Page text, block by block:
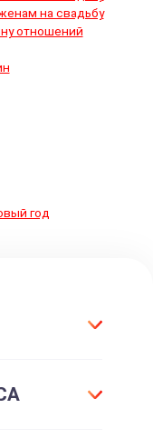
на свадьбу
отношений
год